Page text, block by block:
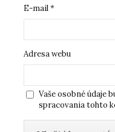
E-mail*
Adresa webu
Vaše osobné údaje
spracovania tohto